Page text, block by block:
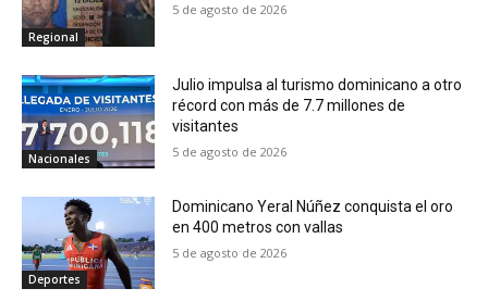
Regional
5 de agosto de 2026
Nacionales
Julio impulsa al turismo dominicano a otro
récord con más de 7.7 millones de
visitantes
5 de agosto de 2026
Deportes
Dominicano Yeral Núñez conquista el oro
en 400 metros con vallas
5 de agosto de 2026